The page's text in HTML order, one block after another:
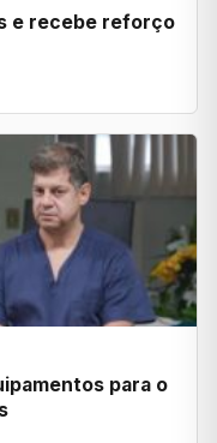
e recebe reforço
para o